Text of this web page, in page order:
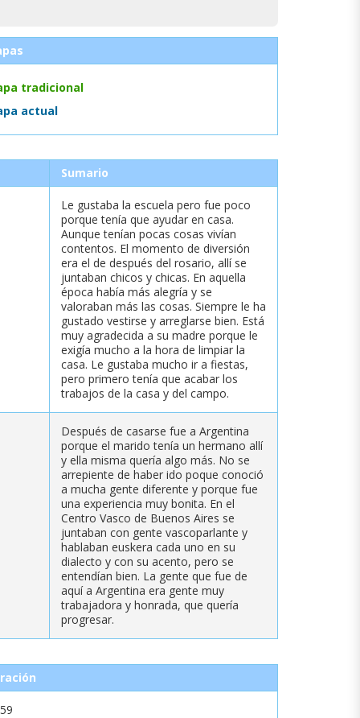
tradicional
actual
Sumario
Le gustaba la escuela pero fue poco
porque tenía que ayudar en casa.
Aunque tenían pocas cosas vivían
contentos. El momento de diversión
era el de después del rosario, allí se
juntaban chicos y chicas. En aquella
época había más alegría y se
valoraban más las cosas. Siempre le ha
gustado vestirse y arreglarse bien. Está
muy agradecida a su madre porque le
exigía mucho a la hora de limpiar la
casa. Le gustaba mucho ir a fiestas,
pero primero tenía que acabar los
trabajos de la casa y del campo.
Después de casarse fue a Argentina
porque el marido tenía un hermano allí
y ella misma quería algo más. No se
arrepiente de haber ido poque conoció
a mucha gente diferente y porque fue
una experiencia muy bonita. En el
Centro Vasco de Buenos Aires se
juntaban con gente vascoparlante y
hablaban euskera cada uno en su
dialecto y con su acento, pero se
entendían bien. La gente que fue de
aquí a Argentina era gente muy
trabajadora y honrada, que quería
progresar.